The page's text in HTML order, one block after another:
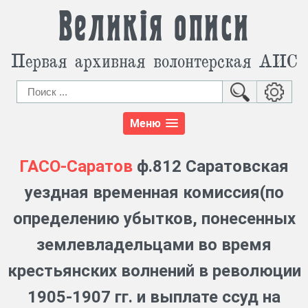
Великія описи
Первая архивная волонтерская АИС
Меню
ГАСО-Саратов ф.812 Саратовская
уездная временная комиссия(по
определению убытков, понесенных
землевладельцами во время
крестьянских волнений в революции
1905-1907 гг. и выплате ссуд на